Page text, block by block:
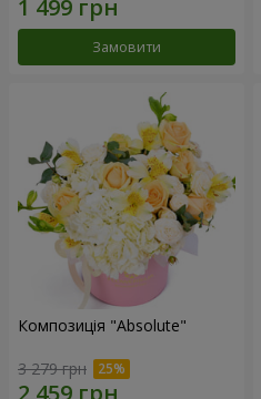
Замовити
Композиція "Absolute"
3 279 грн